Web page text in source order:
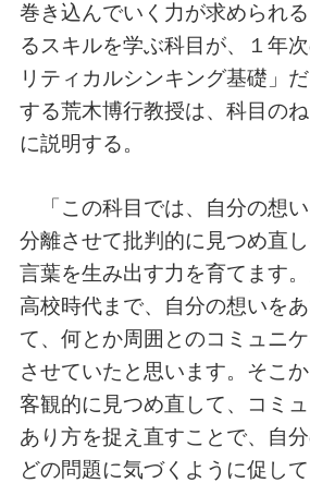
巻き込んでいく力が求められ
るスキルを学ぶ科目が、１年
リティカルシンキング基礎」
する荒木博行教授は、科目の
に説明する。
「この科目では、自分の想い
分離させて批判的に見つめ直
言葉を生み出す力を育てます。
高校時代まで、自分の想いを
て、何とか周囲とのコミュニ
させていたと思います。そこ
客観的に見つめ直して、コミ
あり方を捉え直すことで、自
どの問題に気づくように促して